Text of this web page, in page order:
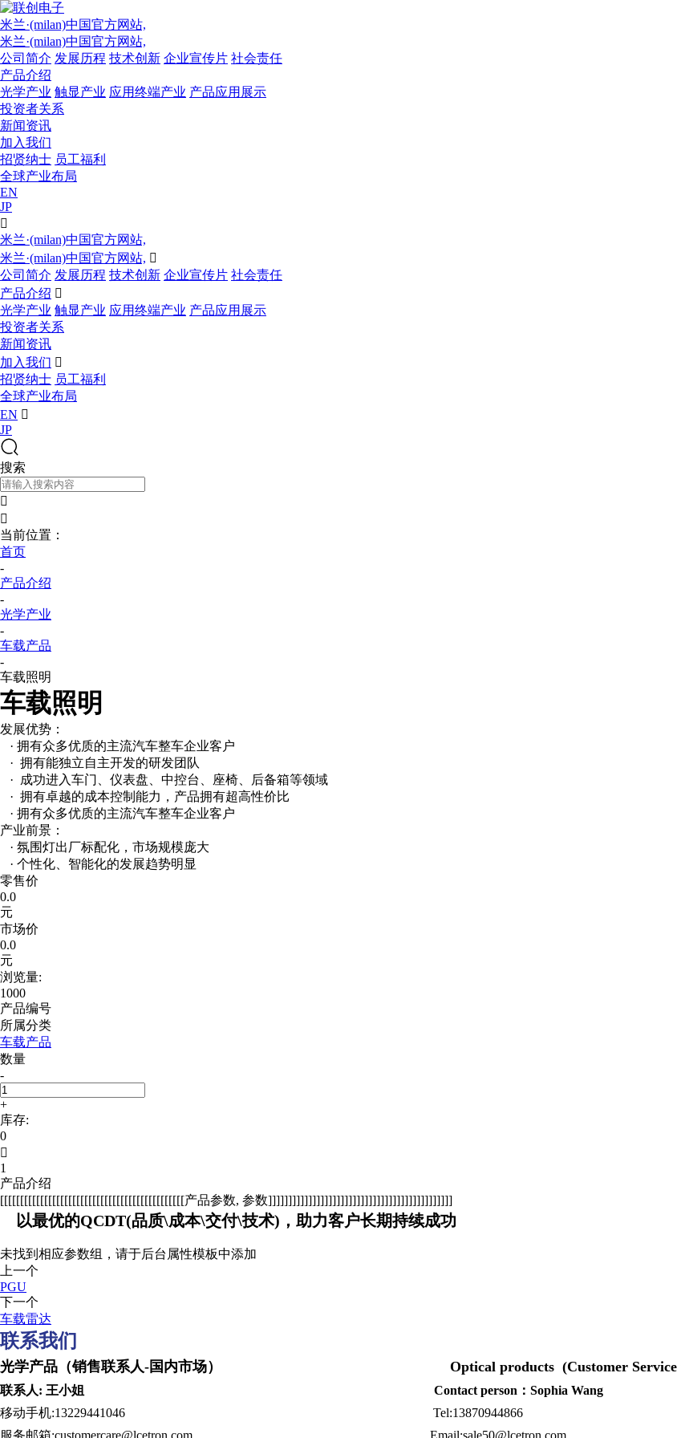
米兰·(milan)中国官方网站,
米兰·(milan)中国官方网站,
公司简介 发展历程 技术创新 企业宣传片 社会责任
产品介绍
光学产业 触显产业 应用终端产业 产品应用展示
投资者关系
新闻资讯
加入我们
招贤纳士 员工福利
全球产业布局
EN
JP

米兰·(milan)中国官方网站,
米兰·(milan)中国官方网站, 
公司简介 发展历程 技术创新 企业宣传片 社会责任
产品介绍 
光学产业 触显产业 应用终端产业 产品应用展示
投资者关系
新闻资讯
加入我们 
招贤纳士 员工福利
全球产业布局
EN 
JP
搜索


当前位置：
首页
-
产品介绍
-
光学产业
-
车载产品
-
车载照明
车载照明
发展优势：
· 拥有众多优质的主流汽车整车企业客户
· 拥有能独立自主开发的研发团队
· 成功进入车门、仪表盘、中控台、座椅、后备箱等领域
· 拥有卓越的成本控制能力，产品拥有超高性价比
· 拥有众多优质的主流汽车整车企业客户
产业前景：
· 氛围灯出厂标配化，市场规模庞大
· 个性化、智能化的发展趋势明显
零售价
0.0
元
市场价
0.0
元
浏览量:
1000
产品编号
所属分类
车载产品
数量
-
+
库存:
0

1
产品介绍
[[[[[[[[[[[[[[[[[[[[[[[[[[[[[[[[[[[[[[[[[[[[[[产品参数, 参数]]]]]]]]]]]]]]]]]]]]]]]]]]]]]]]]]]]]]]]]]]]]]]
以最优的QCDT(品质\成本\交付\技术)，助力客户长期持续成功
未找到相应参数组，请于后台属性模板中添加
上一个
PGU
下一个
车载雷达
联系我们
光学产品（销售联系人-国内市场） Optical products (Customer Service for
联系人: 王小姐 Contact person：Sophia Wang
移动手机:13229441046 Tel:13870944866
服务邮箱:customercare@lcetron.com Email:sale50@lcetron.com